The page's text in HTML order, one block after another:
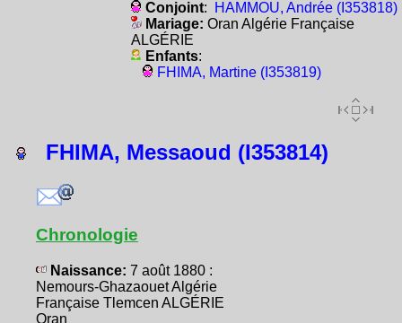
Conjoint:
HAMMOU, Andrée (I353818)
Mariage: Oran Algérie Française
ALGÉRIE
Enfants:
FHIMA, Martine (I353819)
FHIMA, Messaoud (I353814)
Chronologie
Naissance: 7 août 1880 :
Nemours-Ghazaouet Algérie
Française Tlemcen ALGÉRIE
Oran